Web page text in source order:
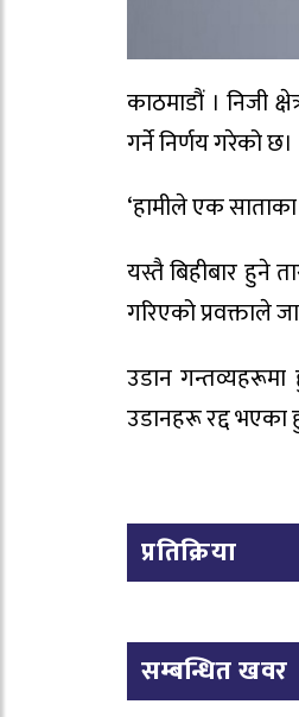
काठमाडौं । निजी
गर्ने निर्णय गरेको छ।
‘हामीले एक
यस्तै बिहीबार हुने
गरिएको प्रवक्ताले
उडान
उडानहरू रद्द भएका
प्रतिक्रिया
सम्बन्धित खवर